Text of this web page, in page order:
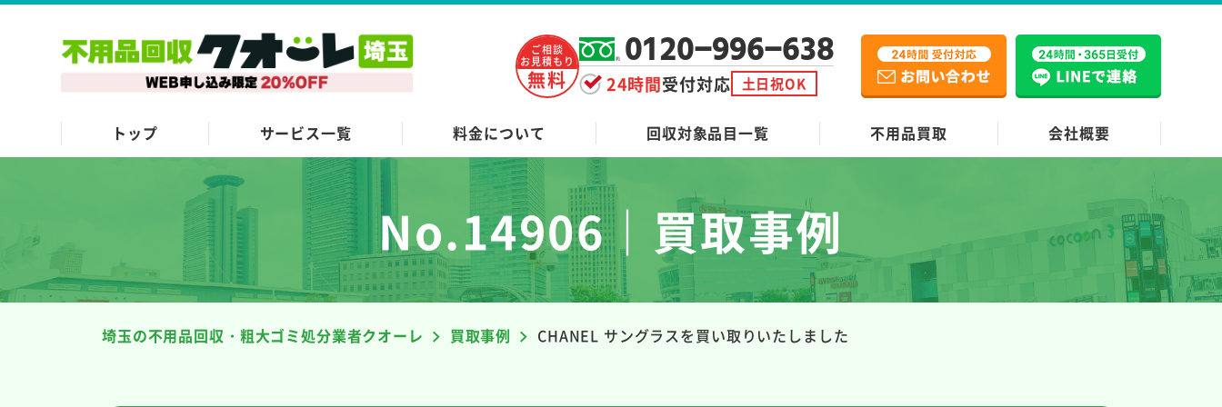
ご相談
お見積もり
無料
0120-996-638
24時間受付対応 土日祝OK
トップ サービス一覧 料金について 回収対象品目一覧 不用品買取 会社概要
No.14906｜買取事例
埼玉の不用品回収・粗大ゴミ処分業者クオーレ 買取事例 CHANEL サングラスを買い取りいたしました